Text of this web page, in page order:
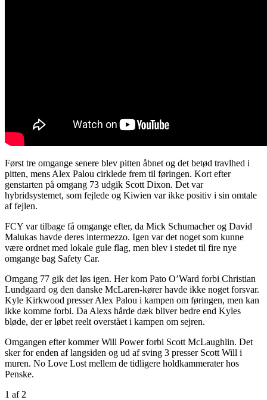
Først tre omgange senere blev pitten åbnet og det betød travlhed i
pitten, mens Alex Palou cirklede frem til føringen. Kort efter
genstarten på omgang 73 udgik Scott Dixon. Det var
hybridsystemet, som fejlede og Kiwien var ikke positiv i sin omtale
af fejlen.
FCY var tilbage få omgange efter, da Mick Schumacher og David
Malukas havde deres intermezzo. Igen var det noget som kunne
være ordnet med lokale gule flag, men blev i stedet til fire nye
omgange bag Safety Car.
Omgang 77 gik det løs igen. Her kom Pato O’Ward forbi Christian
Lundgaard og den danske McLaren-kører havde ikke noget forsvar.
Kyle Kirkwood presser Alex Palou i kampen om føringen, men kan
ikke komme forbi. Da Alexs hårde dæk bliver bedre end Kyles
bløde, der er løbet reelt overstået i kampen om sejren.
Omgangen efter kommer Will Power forbi Scott McLaughlin. Det
sker for enden af langsiden og ud af sving 3 presser Scott Will i
muren. No Love Lost mellem de tidligere holdkammerater hos
Penske.
1 af 2